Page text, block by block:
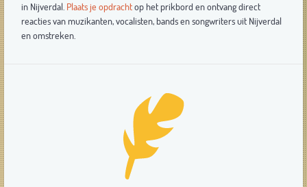
in Nijverdal. Plaats je opdrachtop het prikbord en ontvang direct
reacties van muzikanten, vocalisten, bands en songwriters uit Nijverdal
en omstreken.